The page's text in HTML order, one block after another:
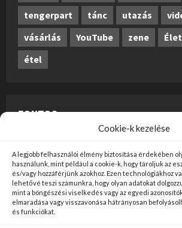
Cookie-k kezelése
A legjobb felhasználói élmény biztosítása érdekében
használunk, mint például a cookie-k, hogy tároljuk az
és/vagy hozzáférjünk azokhoz. Ezen technológiákhoz
lehetővé teszi számunkra, hogy olyan adatokat
mint a böngészési viselkedés vagy az egyedi
elmaradása vagy visszavonása hátrányosan
és funkciókat.
tengerpart
tánc utazás
vásárlás
YouTube zene Élet
étel
FONTOS
szerkesztői tartalomnak, előzetes
szúrópróba-szerűen esnek át, és az
véleményét nem tükrözik. Ha kifogással
valamely tartalommal kapcsolatban,